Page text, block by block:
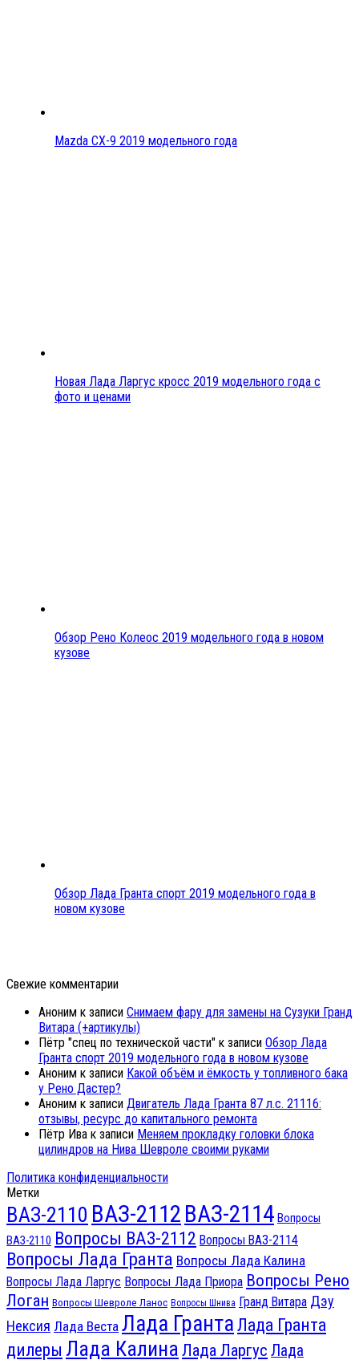
Mazda CX-9 2019 модельного года
Новая Лада Ларгус кросс 2019 модельного года с
фото и ценами
Обзор Рено Колеос 2019 модельного года в новом
кузове
Обзор Лада Гранта спорт 2019 модельного года в
новом кузове
Свежие комментарии
Аноним к записи Снимаем фару для замены на Сузуки Гранд
Витара (+артикулы)
Пётр "спец по технической части" к записи Обзор Лада
Гранта спорт 2019 модельного года в новом кузове
Аноним к записи Какой объём и ёмкость у топливного бака
у Рено Дастер?
Аноним к записи Двигатель Лада Гранта 87 л.с. 21116:
отзывы, ресурс до капитального ремонта
Пётр Ива к записи Меняем прокладку головки блока
цилиндров на Нива Шевроле своими руками
Политика конфиденциальности
Метки
ВАЗ-2110 ВАЗ-2112 ВАЗ-2114 Вопросы
ВАЗ-2110 Вопросы ВАЗ-2112 Вопросы ВАЗ-2114
Вопросы Лада Гранта Вопросы Лада Калина
Вопросы Лада Ларгус Вопросы Лада Приора Вопросы Рено
Логан Вопросы Шевроле Ланос Вопросы Шнива Гранд Витара Дэу
Нексия Лада Веста Лада Гранта Лада Гранта
дилеры Лада Калина Лада Ларгус Лада